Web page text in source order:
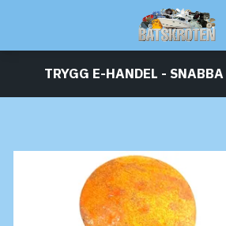
TRYGG E-HANDEL - SNABBA